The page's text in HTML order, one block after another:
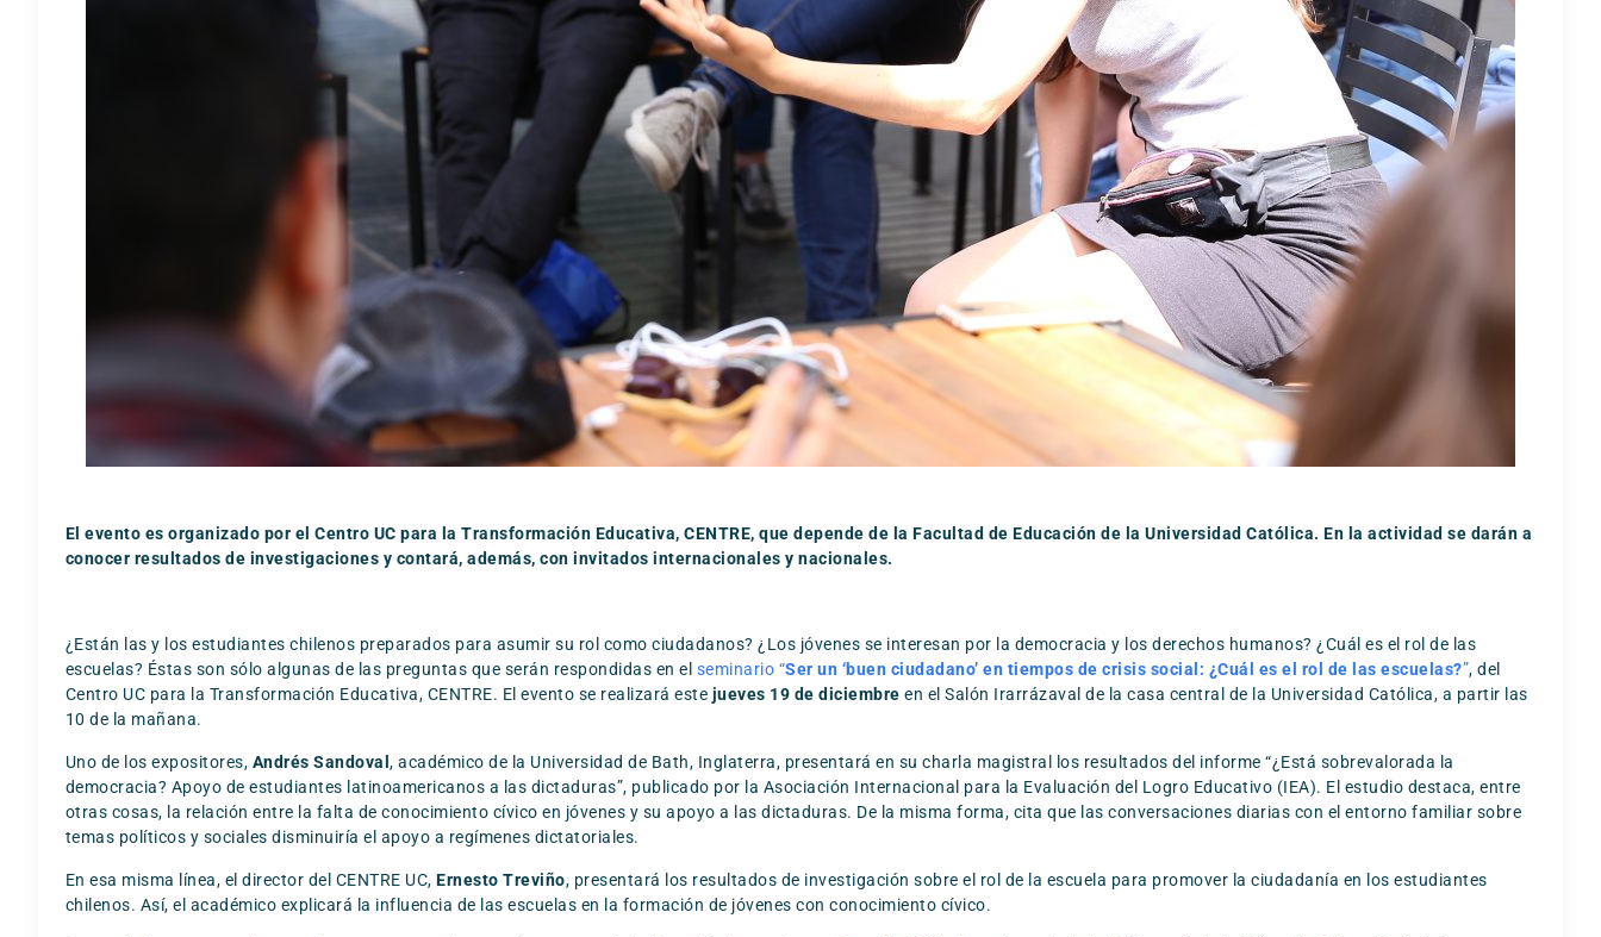
El evento es organizado por el Centro UC para la Transformación Educativa, CENTRE, que depende de la Facultad de Educación de la Universidad Católica. En la actividad se darán a
conocer resultados de investigaciones y contará, además, con invitados internacionales y nacionales.
¿Están las y los estudiantes chilenos preparados para asumir su rol como ciudadanos? ¿Los jóvenes se interesan por la democracia y los derechos humanos? ¿Cuál es el rol de las
escuelas? Éstas son sólo algunas de las preguntas que serán respondidas en el seminario “Ser un ‘buen ciudadano’ en tiempos de crisis social: ¿Cuál es el rol de las escuelas?”, del
Centro UC para la Transformación Educativa, CENTRE. El evento se realizará este jueves 19 de diciembre en el Salón Irarrázaval de la casa central de la Universidad Católica, a partir las
10 de la mañana.
Uno de los expositores, Andrés Sandoval, académico de la Universidad de Bath, Inglaterra, presentará en su charla magistral los resultados del informe “¿Está sobrevalorada la
democracia? Apoyo de estudiantes latinoamericanos a las dictaduras”, publicado por la Asociación Internacional para la Evaluación del Logro Educativo (IEA). El estudio destaca, entre
otras cosas, la relación entre la falta de conocimiento cívico en jóvenes y su apoyo a las dictaduras. De la misma forma, cita que las conversaciones diarias con el entorno familiar sobre
temas políticos y sociales disminuiría el apoyo a regímenes dictatoriales.
En esa misma línea, el director del CENTRE UC,Ernesto Treviño, presentará los resultados de investigación sobre el rol de la escuela para promover la ciudadanía en los estudiantes
chilenos. Así, el académico explicará la influencia de las escuelas en la formación de jóvenes con conocimiento cívico.